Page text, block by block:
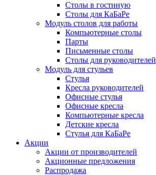
Столы в гостиную
Столы для КаБаРе
Модуль столов для работы
Компьютерные столы
Парты
Письменные столы
Столы для руководителей
Модуль для стульев
Стулья
Кресла руководителей
Офисные стулья
Офисные кресла
Компьютерные кресла
Детские кресла
Стулья для КаБаРе
Акции
Акции от производителей
Акционные предложения
Распродажа